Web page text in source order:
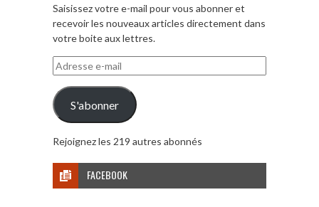
Saisissez votre e-mail pour vous abonner et
recevoir les nouveaux articles directement dans
votre boite aux lettres.
Adresse
e-
mail
S'abonner
Rejoignez les 219 autres abonnés
FACEBOOK